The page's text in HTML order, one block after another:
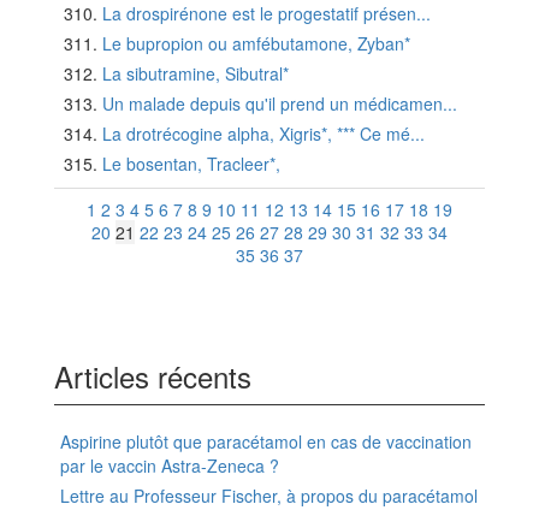
La drospirénone est le progestatif présen...
Le bupropion ou amfébutamone, Zyban*
La sibutramine, Sibutral*
Un malade depuis qu'il prend un médicamen...
La drotrécogine alpha, Xigris*, *** Ce mé...
Le bosentan, Tracleer*,
1 2 3 4 5 6 7 8 9 10 11 12 13 14 15 16 17 18 19
20 21 22 23 24 25 26 27 28 29 30 31 32 33 34
35 36 37
Articles récents
Aspirine plutôt que paracétamol en cas de vaccination
par le vaccin Astra-Zeneca ?
Lettre au Professeur Fischer, à propos du paracétamol